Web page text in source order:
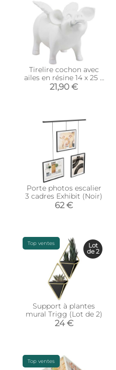
Tirelire cochon avec
ailes en résine 14 x 25 x
15 cm (Blanc)
21,90 €
Porte photos escalier
3 cadres Exhibit (Noir)
62 €
Top ventes
Support à plantes
mural Trigg (Lot de 2)
24 €
Lot
de 2
Top ventes